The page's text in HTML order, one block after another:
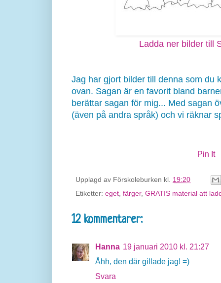
Ladda ner bilder till
Jag har gjort bilder till denna som du
ovan. Sagan är en favorit bland
berättar sagan för mig... Med sagan
(även på andra språk) och vi räknar
Pin It
Upplagd av Förskoleburken kl. 19:20
Etiketter: eget, färger, GRATIS material att
12 kommentarer:
Hanna 19 januari 2010 kl. 21:27
Åhh, den där gillade jag! =)
Svara